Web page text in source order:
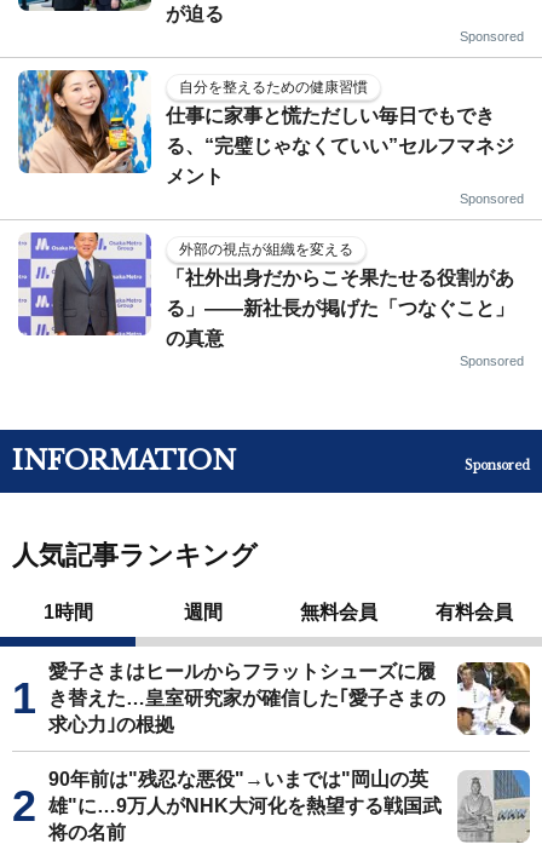
が迫る
Sponsored
自分を整えるための健康習慣
仕事に家事と慌ただしい毎日でもでき
る、“完璧じゃなくていい”セルフマネジ
メント
Sponsored
外部の視点が組織を変える
「社外出身だからこそ果たせる役割があ
る」――新社長が掲げた「つなぐこと」
の真意
Sponsored
INFORMATION Sponsored
人気記事ランキング
1時間 週間 無料会員 有料会員
愛子さまはヒールからフラットシューズに履
き替えた…皇室研究家が確信した｢愛子さまの
求心力｣の根拠
90年前は"残忍な悪役"→いまでは"岡山の英
雄"に…9万人がNHK大河化を熱望する戦国武
将の名前